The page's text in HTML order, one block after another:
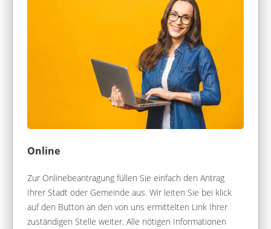
Online
Zur Onlinebeantragung füllen Sie einfach den Antrag
Ihrer Stadt oder Gemeinde aus. Wir leiten Sie bei klick
auf den Button an den von uns ermittelten Link Ihrer
zuständigen Stelle weiter. Alle nötigen Informationen